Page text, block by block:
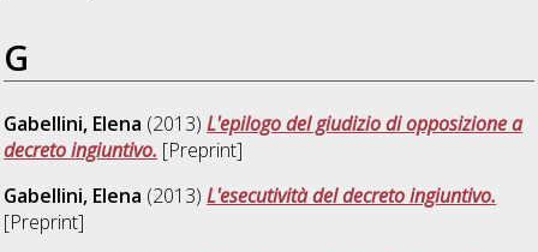
G
Gabellini, Elena (2013)L'epilogo del giudizio di opposizione a
decreto ingiuntivo. [Preprint]
Gabellini, Elena (2013)L'esecutività del decreto ingiuntivo.
[Preprint]